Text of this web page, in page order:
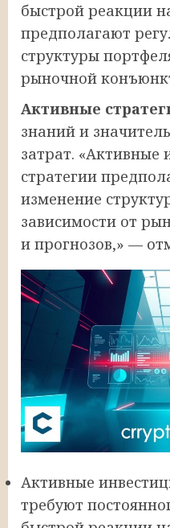
быстрой реакции
предполагают
структуры
рыночной
Активные
знаний и
затрат. «Активные
стратегии
изменение
зависимости от
и прогнозов,» —
Активные
требуют